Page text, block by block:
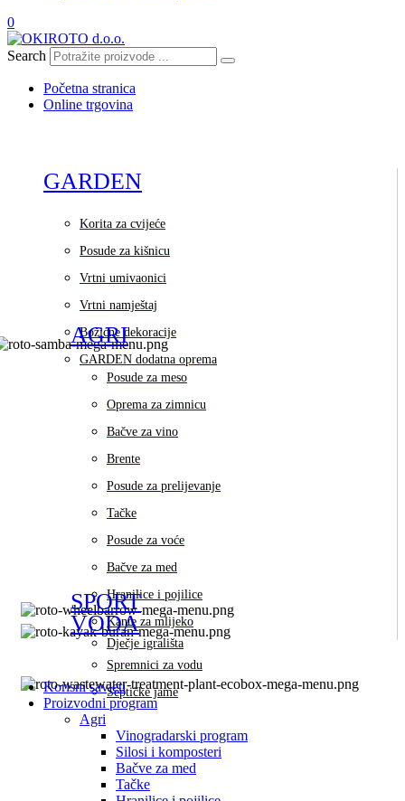
0
Search
Početna stranica
Online trgovina
GARDEN
Korita za cvijeće
Posude za kišnicu
Vrtni umivaonici
Vrtni namještaj
Božićne dekoracije
GARDEN dodatna oprema
AGRI
Posude za meso
Oprema za zimnicu
Bačve za vino
Brente
Posude za prelijevanje
Tačke
Posude za voće
Bačve za med
Hranilice i pojilice
Kante za mlijeko
SPORT
Dječje igrališta
VODA
Spremnici za vodu
Septičke jame
Korisni savjeti
Proizvodni program
Agri
Vinogradarski program
Silosi i komposteri
Bačve za med
Tačke